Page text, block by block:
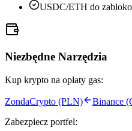
USDC/ETH do
Niezbędne Narzędzia
Kup krypto na opłaty gas:
ZondaCrypto (PLN)
Binance
Zabezpiecz portfel: